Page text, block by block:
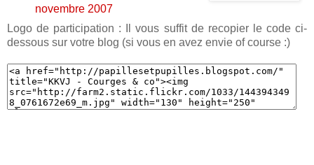
novembre 2007
Logo de participation : Il vous suffit de recopier le code ci-
dessous sur votre blog (si vous en avez envie of course :)